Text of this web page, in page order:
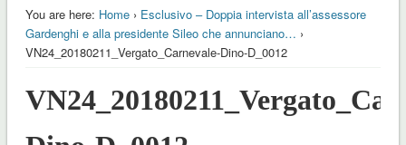
You are here: Home› Esclusivo – Doppia intervista all’assessore
Gardenghi e alla presidente Sileo che annunciano… ›
VN24_20180211_Vergato_Carnevale-Dino-D_0012